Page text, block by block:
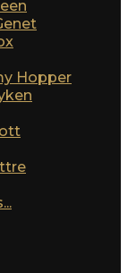
Hopper